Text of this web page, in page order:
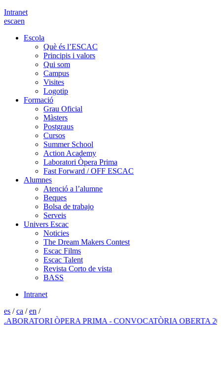
Intranet
escaen
Escola
Què és l’ESCAC
Principis i valors
Qui som
Campus
Visites
Logotip
Formació
Grau Oficial
Màsters
Postgraus
Cursos
Summer School
Action Academy
Laboratori Òpera Prima
Fast Forward / OFF ESCAC
Alumnes
Atenció a l’alumne
Beques
Bolsa de trabajo
Serveis
Univers Escac
Noticies
The Dream Makers Contest
Escac Films
Escac Talent
Revista Corto de vista
BASS
Intranet
es /ca /en /
ÒPERA PRIMA - CONVOCATÒRIA OBERTA 2026